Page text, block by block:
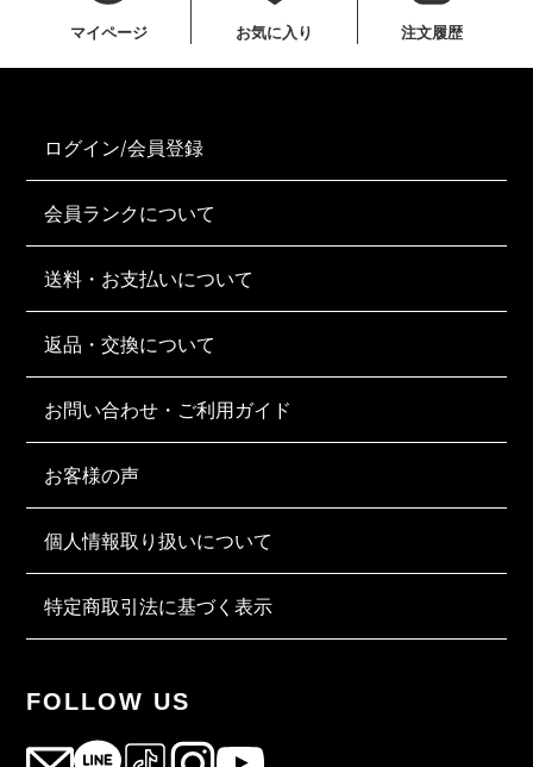
マイページ お気に入り 注文履歴
ログイン/会員登録
会員ランクについて
送料・お支払いについて
返品・交換について
お問い合わせ・ご利用ガイド
お客様の声
個人情報取り扱いについて
特定商取引法に基づく表示
FOLLOW US